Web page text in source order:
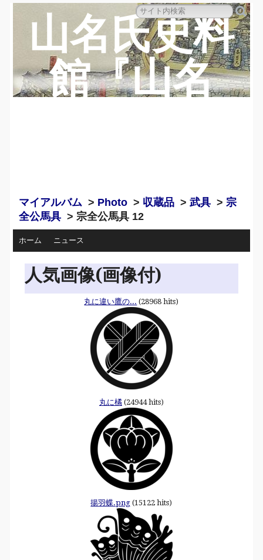
山名氏史料
館『山名
マイアルバム > Photo > 収蔵品 >武具 >宗
全公馬具 > 宗全公馬具 12
ホーム ニュース
人気画像(画像付)
丸に違い鷹の... (28968 hits)
丸に橘(24944 hits)
揚羽蝶.png (15122 hits)